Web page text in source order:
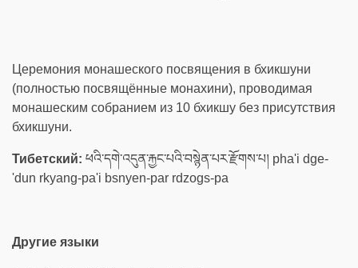
Церемония монашеского посвящения в бхикшуни
(полностью посвящённые монахини), проводимая
монашеским собранием из 10 бхикшу без присутствия
бхикшуни.
Тибетский: ཕའི་དགེ་འདུན་རྐྱང་པའི་བསྙེན་པར་རྫོགས་པ། pha'i dge-
'dun rkyang-pa'i bsnyen-par rdzogs-pa
Другие языки